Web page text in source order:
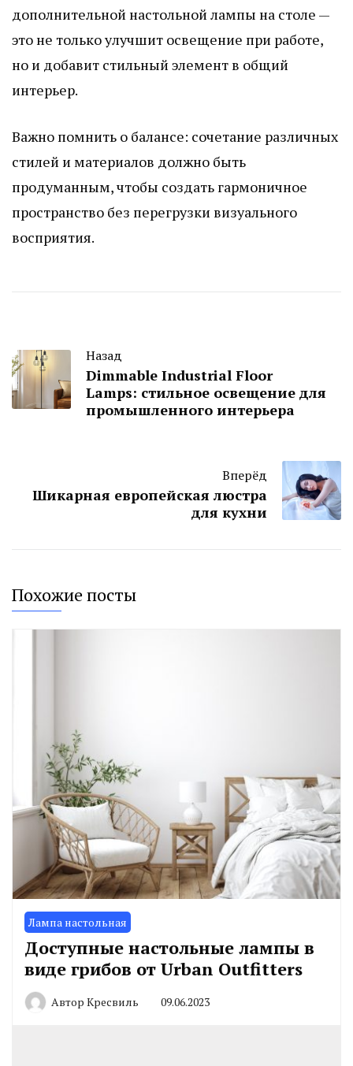
дополнительной настольной лампы на столе —
это не только улучшит освещение при работе,
но и добавит стильный элемент в общий
интерьер.
Важно помнить о балансе: сочетание различных
стилей и материалов должно быть
продуманным, чтобы создать гармоничное
пространство без перегрузки визуального
восприятия.
Назад
Dimmable Industrial Floor
Lamps: стильное освещение для
промышленного интерьера
Вперёд
Шикарная европейская люстра
для кухни
Похожие посты
Лампа настольная
Доступные настольные лампы в
виде грибов от Urban Outfitters
Автор Кресвиль 09.06.2023